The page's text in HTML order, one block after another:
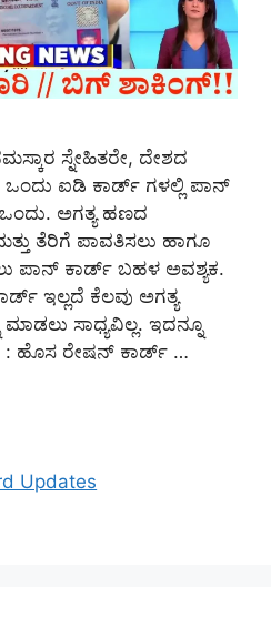
ಸ್ನೇಹಿತರೇ, ದೇಶದ
ಒಂದು ಐಡಿ ಕಾರ್ಡ್ ಗಳಲ್ಲಿ ಪಾನ್
ಅಗತ್ಯ ಹಣದ
ತೆರಿಗೆ ಪಾವತಿಸಲು ಹಾಗೂ
ಪಾನ್ ಕಾರ್ಡ್ ಬಹಳ ಅವಶ್ಯಕ.
ಇಲ್ಲದೆ ಕೆಲವು ಅಗತ್ಯ
ಸಾಧ್ಯವಿಲ್ಲ. ಇದನ್ನೂ
: ಹೊಸ ರೇಷನ್ ಕಾರ್ಡ್ …
Updates